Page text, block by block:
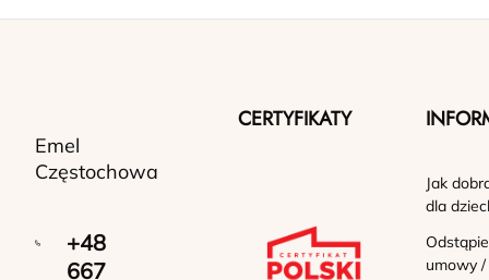
Emel
Częstochowa
+48
667
CERTYFIKATY
Jak
dla
umowy